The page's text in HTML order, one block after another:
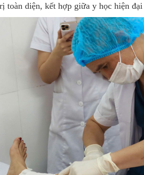
diện, kết hợp giữa y học hiện